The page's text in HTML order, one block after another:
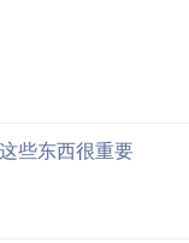
些东西很重要